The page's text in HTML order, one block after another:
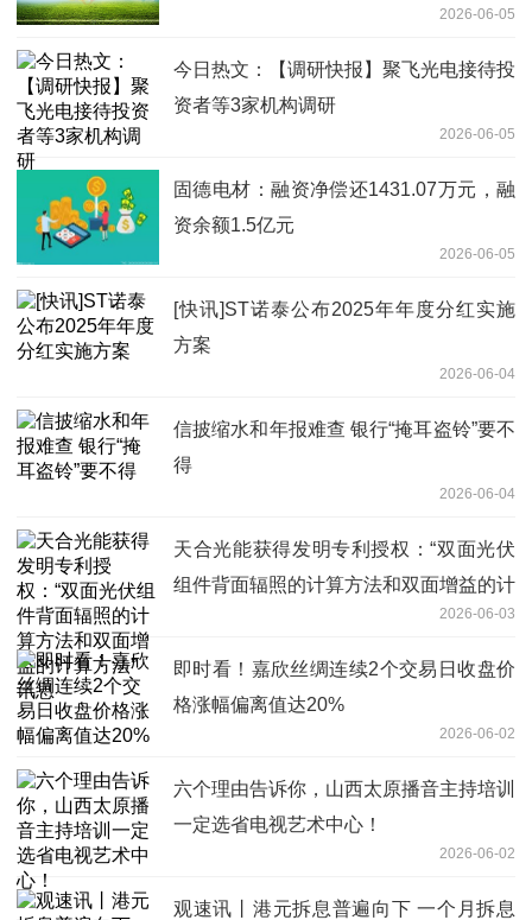
2026-06-05
今日热文：【调研快报】聚飞光电接待投
资者等3家机构调研
2026-06-05
固德电材：融资净偿还1431.07万元，融
资余额1.5亿元
2026-06-05
[快讯]ST诺泰公布2025年年度分红实施
方案
2026-06-04
信披缩水和年报难查 银行“掩耳盗铃”要不
得
2026-06-04
天合光能获得发明专利授权：“双面光伏
组件背面辐照的计算方法和双面增益的计
2026-06-03
即时看！嘉欣丝绸连续2个交易日收盘价
格涨幅偏离值达20%
2026-06-02
六个理由告诉你，山西太原播音主持培训
一定选省电视艺术中心！
2026-06-02
观速讯丨港元拆息普遍向下 一个月拆息